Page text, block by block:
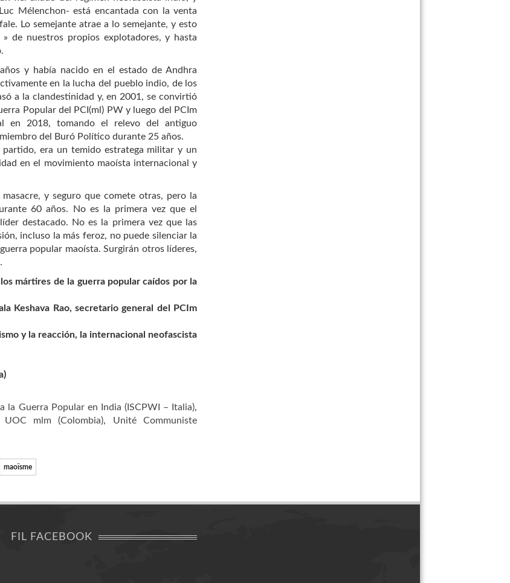
Mélenchon- está encantada con la venta
Lo semejante atrae a lo semejante, y esto
de nuestros propios explotadores, y hasta
y había nacido en el estado de Andhra
en la lucha del pueblo indio, de los
a la clandestinidad y, en 2001, se convirtió
Popular del PCI(ml) PW y luego del PCIm
en 2018, tomando el relevo del antiguo
del Buró Político durante 25 años.
era un temido estratega militar y un
en el movimiento maoísta internacional y
y seguro que comete otras, pero la
60 años. No es la primera vez que el
destacado. No es la primera vez que las
incluso la más feroz, no puede silenciar la
popular maoísta. Surgirán otros líderes,
mártires de la guerra popular caídos por la
Keshava Rao, secretario general del PCIm
y la reacción, la internacional neofascista
la Guerra Popular en India (ISCPWI – Italia),
UOC mlm (Colombia), Unité Communiste
maoïsme
FIL FACEBOOK